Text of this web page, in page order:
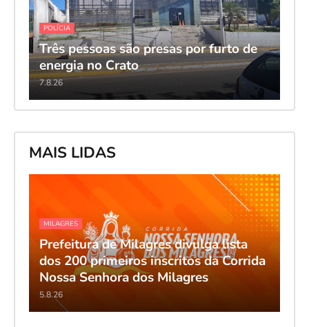
POLÍCIA
Três pessoas são presas por furto de
energia no Crato
7.8.26
MAIS LIDAS
MILAGRES
Prefeitura de Milagres divulga lista
dos 200 primeiros inscritos da Corrida
Nossa Senhora dos Milagres
5.8.26